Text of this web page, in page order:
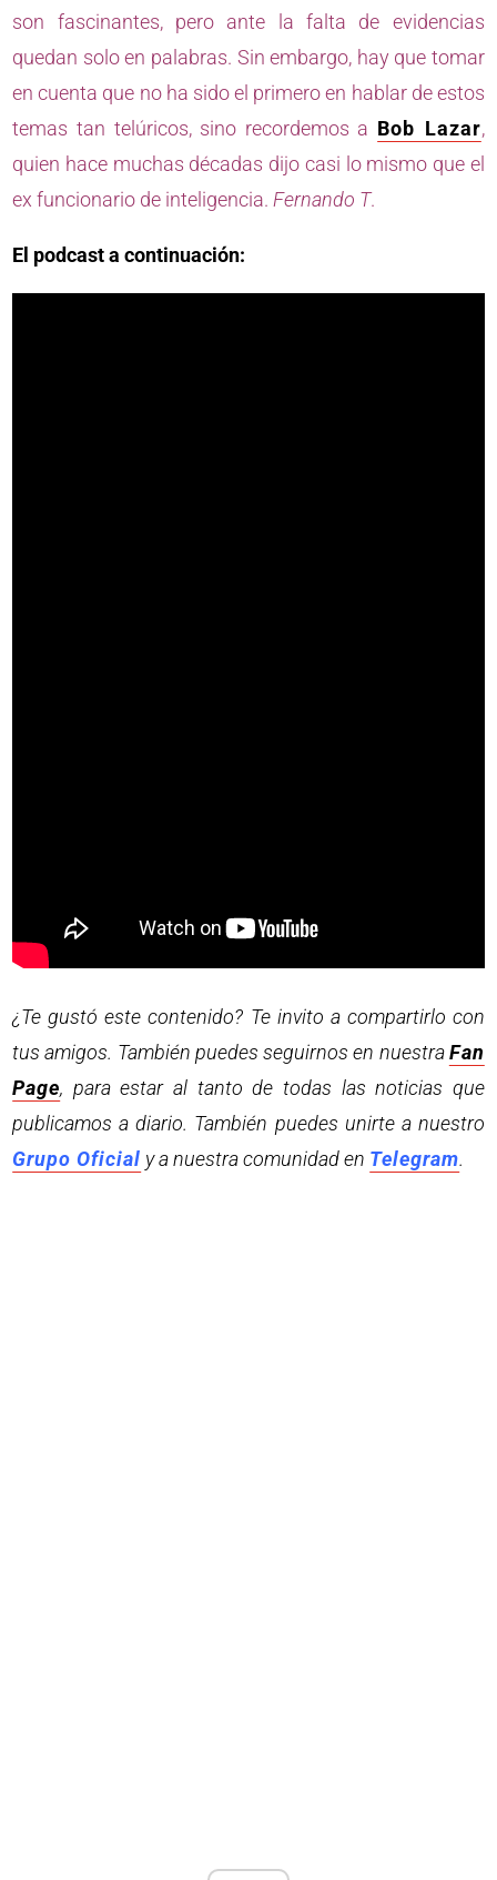
son fascinantes, pero ante la falta de evidencias
quedan solo en palabras. Sin embargo, hay que tomar
en cuenta que no ha sido el primero en hablar de estos
temas tan telúricos, sino recordemos a Bob Lazar,
quien hace muchas décadas dijo casi lo mismo que el
ex funcionario de inteligencia.Fernando T.
El podcast a continuación:
¿Te gustó este contenido? Te invito a compartirlo con
tus amigos. También puedes seguirnos en nuestraFan
Page, para estar al tanto de todas las noticias que
publicamos a diario. También puedes unirte a nuestro
Grupo Oficial y a nuestra comunidad en Telegram.